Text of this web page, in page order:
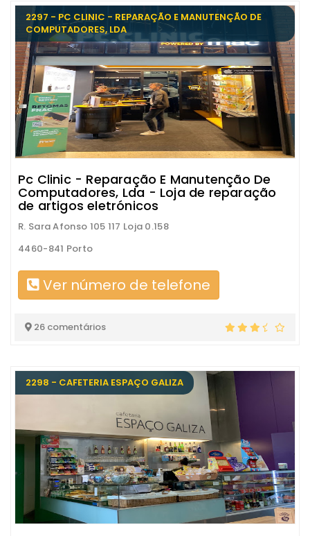
2297 - PC CLINIC - REPARAÇÃO E MANUTENÇÃO DE
COMPUTADORES, LDA
Pc Clinic - Reparação E Manutenção De
Computadores, Lda - Loja de reparação
de artigos eletrónicos
R. Sara Afonso 105 117 Loja 0.158
4460-841 Porto
Ver número de telefone
26 comentários
2298 - CAFETERIA ESPAÇO GALIZA